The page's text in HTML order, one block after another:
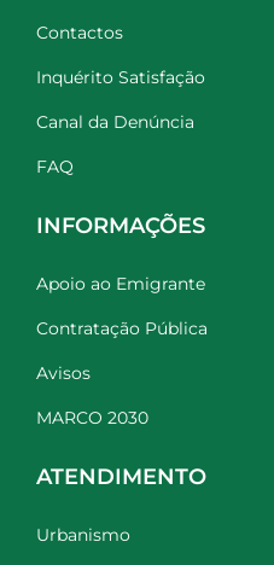
Contactos
Inquérito Satisfação
Canal da Denúncia
FAQ
INFORMAÇÕES
Apoio ao Emigrante
Contratação Pública
Avisos
MARCO 2030
ATENDIMENTO
Urbanismo